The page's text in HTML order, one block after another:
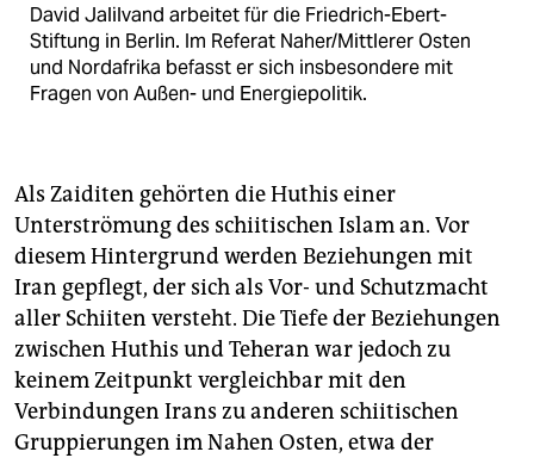
David Jalilvand arbeitet für die Friedrich-Ebert-
Stiftung in Berlin. Im Referat Naher/Mittlerer Osten
und Nordafrika befasst er sich insbesondere mit
Fragen von Außen- und Energiepolitik.
Als Zaiditen gehörten die Huthis einer
Unterströmung des schiitischen Islam an. Vor
diesem Hintergrund werden Beziehungen mit
Iran gepflegt, der sich als Vor- und Schutzmacht
aller Schiiten versteht. Die Tiefe der Beziehungen
zwischen Huthis und Teheran war jedoch zu
keinem Zeitpunkt vergleichbar mit den
Verbindungen Irans zu anderen schiitischen
Gruppierungen im Nahen Osten, etwa der